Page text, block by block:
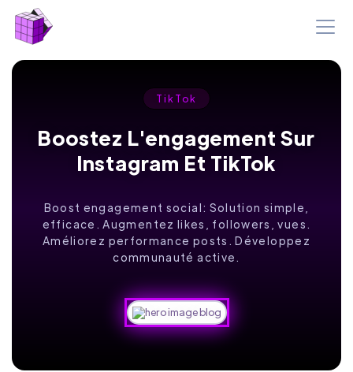
TikTok
Boostez L'engagement Sur
Instagram Et TikTok
Boost engagement social: Solution simple,
efficace. Augmentez likes, followers, vues.
Améliorez performance posts. Développez
communauté active.